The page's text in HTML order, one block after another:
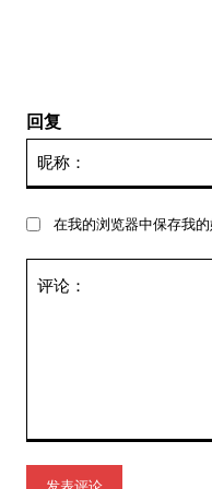
回复
论：
在我的浏览器中保存我